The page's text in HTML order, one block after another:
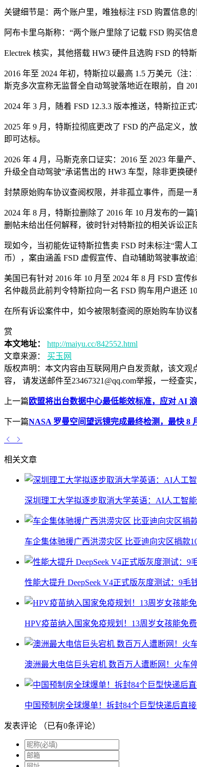
关键细节是：两个账户里，唯独标注 FSD 购置信息
阿布卡里乌斯称：“两个账户里除了记载 FSD 购买
Electrek 核实，其他搭载 HW3 硬件且选购 FSD 的特
2016 年至 2024 年初，特斯拉以最高 1.5 万美元（
斯克多次宣称无监督全自动驾驶落地近在眼前，自
2024 年 3 月，随着 FSD 12.3.3 版本推送，特斯拉正
2025 年 9 月，特斯拉彻底更改了 FSD 的产品定义
即可达标。
2026 年 4 月，马斯克亲口证实：2016 至 2023 年量
升级全自动驾驶”承诺售出的 HW3 车型，除非更换
封禁原始购车协议查阅权限，并非孤立事件，而是一
2024 年 8 月，特斯拉删除了 2016 年 10 月发布的一
删帖未给出任何解释，彼时针对特斯拉的相关诉讼正
现如今，当初能佐证特斯拉售卖 FSD 时未标注“需人
币），案由涵盖 FSD 虚假宣传、自动辅助驾驶事故追
美国已有针对 2016 年 10 月至 2024 年 8 月 FSD 宣
名仲裁员此前判令特斯拉向一名 FSD 购车用户退还
在所有诉讼案件中，如今被限制查阅的原始购车协议
赏
本文地址：
http://maiyu.cc/842552.html
文章来源：
买玉网
版权声明： 本文内容由互联网用户自发贡献，该文
容， 请发送邮件至23467321@qq.com举报，一经查
上一篇 欧盟将出台数据中心最低能效标准，应对 AI
下一篇NASA 罗曼空间望远镜完成最终检测，最快 8
相关文章
深圳理工大学拟逐步取消大学英语：AI人工智
车企集体驰援广西洪涝灾区 比亚迪向灾区捐款
性能大提升 DeepSeek V4正式版灰度测试：9毛
HPV疫苗纳入国家免疫规划！13周岁女孩能免
澳洲最大电信巨头宕机 数百万人遭断网！火车
中国预制房全球爆单！拆封84个巨型快递后直
发表评论 （已有0条评论）